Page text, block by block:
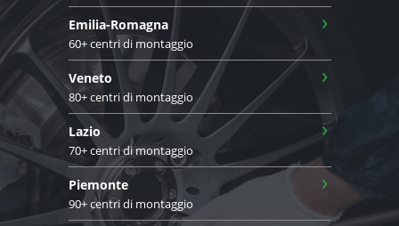
Emilia-Romagna
60+ centri di montaggio
›
Veneto
80+ centri di montaggio
›
Lazio
70+ centri di montaggio
›
Piemonte
90+ centri di montaggio
›